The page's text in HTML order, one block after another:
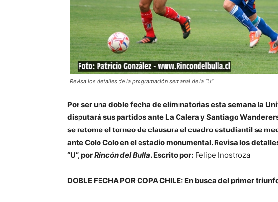
Revisa los detalles de la programación semanal de la “U”
Por ser una doble fecha de eliminatorias esta semana la
disputará sus partidos ante La Calera y Santiago
se retome el torneo de clausura el cuadro estudiantil se
ante Colo Colo en el estadio monumental. Revisa los
“U”, porRincón del Bulla.Escrito por: Felipe Inostroza
DOBLE FECHA POR COPA CHILE: En busca del primer